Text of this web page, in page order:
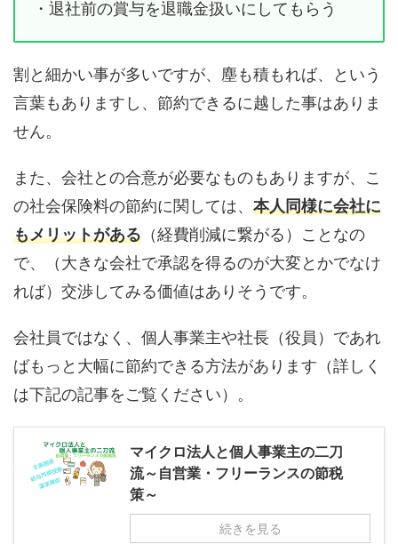
・退社前の賞与を退職金扱いにしてもらう
割と細かい事が多いですが、塵も積もれば、という
言葉もありますし、節約できるに越した事はありま
せん。
また、会社との合意が必要なものもありますが、こ
の社会保険料の節約に関しては、 本人同様に会社に
もメリットがある （経費削減に繋がる）ことなの
で、（大きな会社で承認を得るのが大変とかでなけ
れば）交渉してみる価値はありそうです。
会社員ではなく、個人事業主や社長（役員）であれ
ばもっと大幅に節約できる方法があります（詳しく
は下記の記事をご覧ください）。
マイクロ法人と個人事業主の二刀
流～自営業・フリーランスの節税
策～
続きを見る